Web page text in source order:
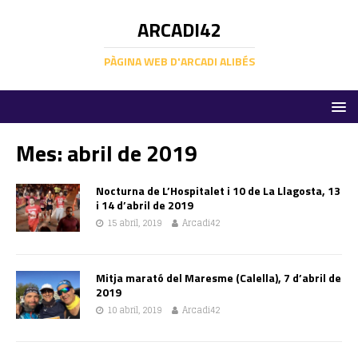
ARCADI42
PÀGINA WEB D'ARCADI ALIBÉS
Mes:abril de 2019
Nocturna de L’Hospitalet i 10 de La Llagosta, 13
i 14 d’abril de 2019
15 abril, 2019 Arcadi42
Mitja marató del Maresme (Calella), 7 d’abril de
2019
10 abril, 2019 Arcadi42